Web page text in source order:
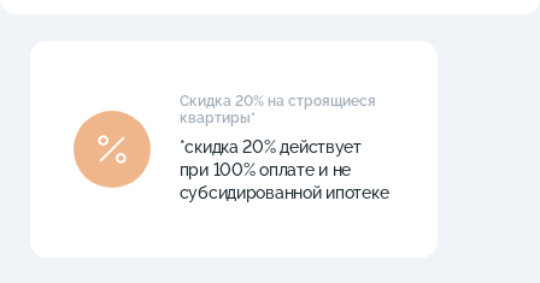
Скидка 20% на строящиеся
квартиры*
*скидка 20% действует
при 100% оплате и не
субсидированной ипотеке